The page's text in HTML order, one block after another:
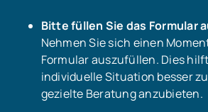
Bitte füllen Sie das Formular
Nehmen Sie sich einen
Formular auszufüllen. Dies
individuelle Situation besser
gezielte Beratung anzubieten.